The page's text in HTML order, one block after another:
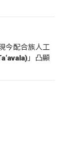
今配合族人工
」凸顯